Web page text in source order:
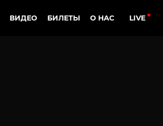
ВИДЕО БИЛЕТЫ О НАС LIVE